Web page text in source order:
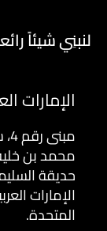
لنبنِي شيئاً
الإمارات
محمد بن
حديقة
الإمارات
المتحدة.